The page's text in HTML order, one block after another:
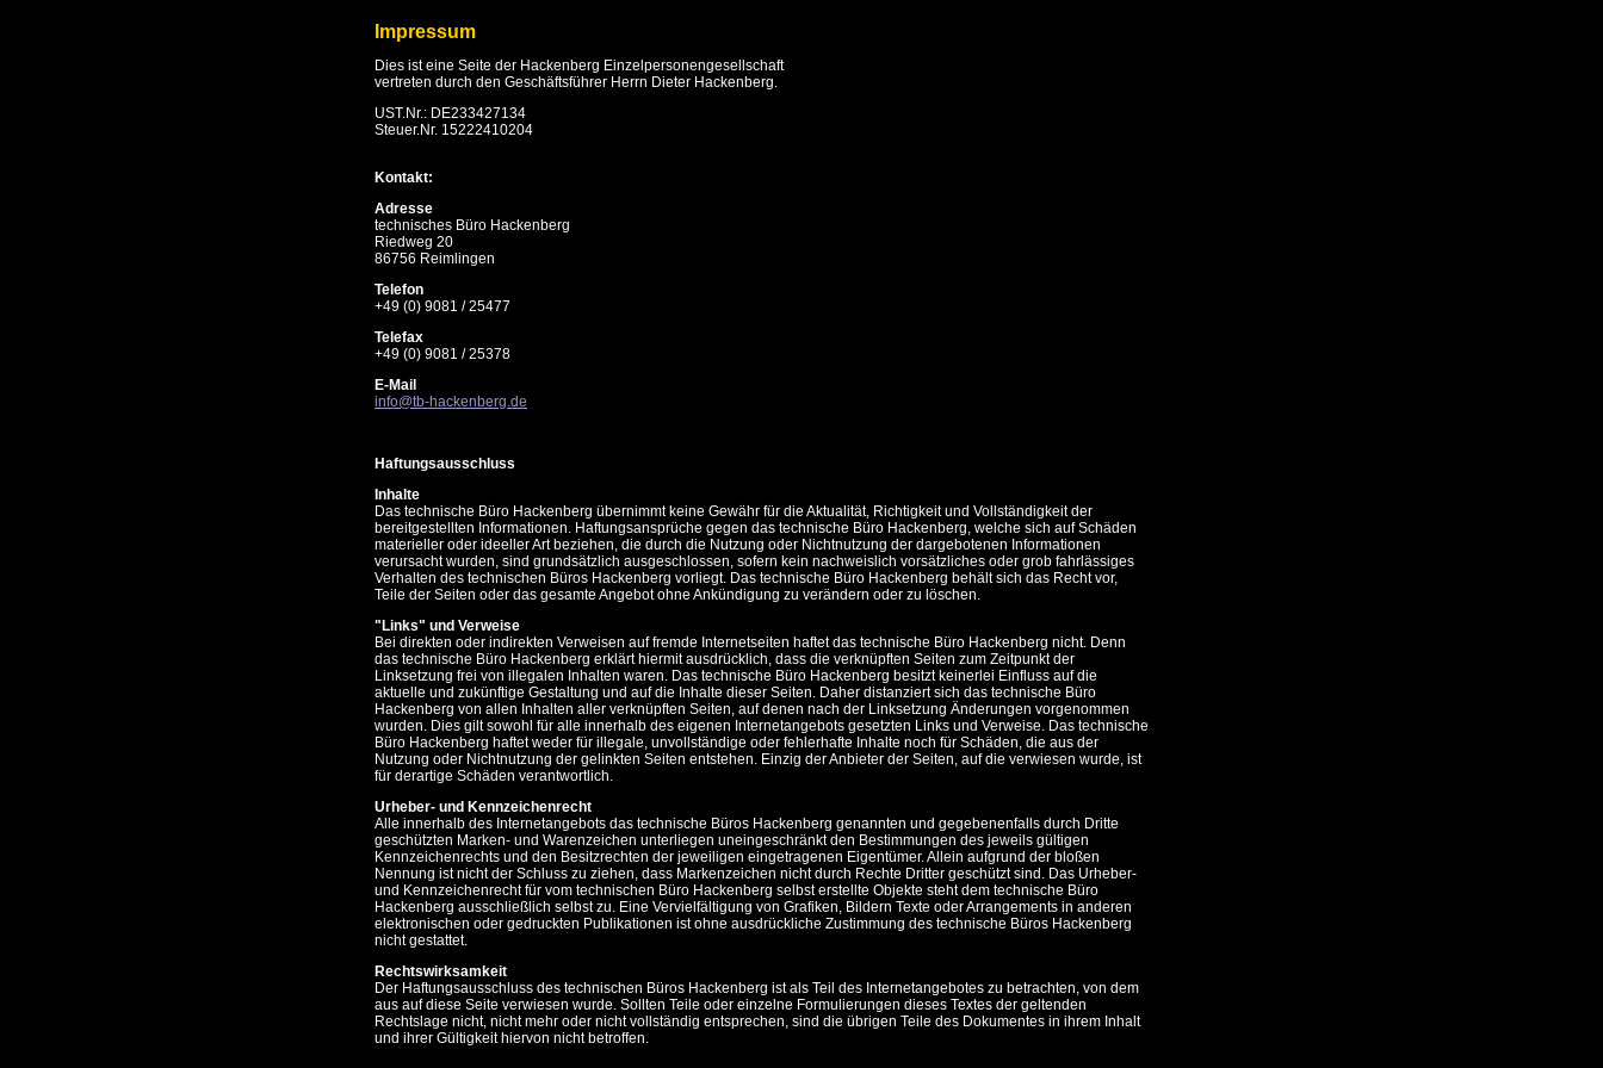
Impressum
Dies ist eine Seite der Hackenberg Einzelpersonengesellschaft
vertreten durch den Geschäftsführer Herrn Dieter Hackenberg.
UST.Nr.: DE233427134
Steuer.Nr. 15222410204
Kontakt:
Adresse
technisches Büro Hackenberg
Riedweg 20
86756 Reimlingen
Telefon
+49 (0) 9081 / 25477
Telefax
+49 (0) 9081 / 25378
E-Mail
info@tb-hackenberg.de
Haftungsausschluss
Inhalte
Das technische Büro Hackenberg übernimmt keine Gewähr für die Aktualität, Richtigkeit und Vollständigkeit der
bereitgestellten Informationen. Haftungsansprüche gegen das technische Büro Hackenberg, welche sich auf Schäden
materieller oder ideeller Art beziehen, die durch die Nutzung oder Nichtnutzung der dargebotenen Informationen
verursacht wurden, sind grundsätzlich ausgeschlossen, sofern kein nachweislich vorsätzliches oder grob fahrlässiges
Verhalten des technischen Büros Hackenberg vorliegt. Das technische Büro Hackenberg behält sich das Recht vor,
Teile der Seiten oder das gesamte Angebot ohne Ankündigung zu verändern oder zu löschen.
"Links" und Verweise
Bei direkten oder indirekten Verweisen auf fremde Internetseiten haftet das technische Büro Hackenberg nicht. Denn
das technische Büro Hackenberg erklärt hiermit ausdrücklich, dass die verknüpften Seiten zum Zeitpunkt der
Linksetzung frei von illegalen Inhalten waren. Das technische Büro Hackenberg besitzt keinerlei Einfluss auf die
aktuelle und zukünftige Gestaltung und auf die Inhalte dieser Seiten. Daher distanziert sich das technische Büro
Hackenberg von allen Inhalten aller verknüpften Seiten, auf denen nach der Linksetzung Änderungen vorgenommen
wurden. Dies gilt sowohl für alle innerhalb des eigenen Internetangebots gesetzten Links und Verweise. Das technische
Büro Hackenberg haftet weder für illegale, unvollständige oder fehlerhafte Inhalte noch für Schäden, die aus der
Nutzung oder Nichtnutzung der gelinkten Seiten entstehen. Einzig der Anbieter der Seiten, auf die verwiesen wurde, ist
für derartige Schäden verantwortlich.
Urheber- und Kennzeichenrecht
Alle innerhalb des Internetangebots das technische Büros Hackenberg genannten und gegebenenfalls durch Dritte
geschützten Marken- und Warenzeichen unterliegen uneingeschränkt den Bestimmungen des jeweils gültigen
Kennzeichenrechts und den Besitzrechten der jeweiligen eingetragenen Eigentümer. Allein aufgrund der bloßen
Nennung ist nicht der Schluss zu ziehen, dass Markenzeichen nicht durch Rechte Dritter geschützt sind. Das Urheber-
und Kennzeichenrecht für vom technischen Büro Hackenberg selbst erstellte Objekte steht dem technische Büro
Hackenberg ausschließlich selbst zu. Eine Vervielfältigung von Grafiken, Bildern Texte oder Arrangements in anderen
elektronischen oder gedruckten Publikationen ist ohne ausdrückliche Zustimmung des technische Büros Hackenberg
nicht gestattet.
Rechtswirksamkeit
Der Haftungsausschluss des technischen Büros Hackenberg ist als Teil des Internetangebotes zu betrachten, von dem
aus auf diese Seite verwiesen wurde. Sollten Teile oder einzelne Formulierungen dieses Textes der geltenden
Rechtslage nicht, nicht mehr oder nicht vollständig entsprechen, sind die übrigen Teile des Dokumentes in ihrem Inhalt
und ihrer Gültigkeit hiervon nicht betroffen.